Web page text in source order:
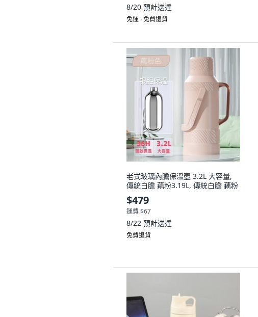
8/20 預計送達
免運 ∙ 免費退貨
老式玻璃內膽保溫壺 3.2L 大容量,
傳統白膽 藕粉3.19L, 傳統白膽 藕粉
$479
運費 $67
8/22 預計送達
免費退貨